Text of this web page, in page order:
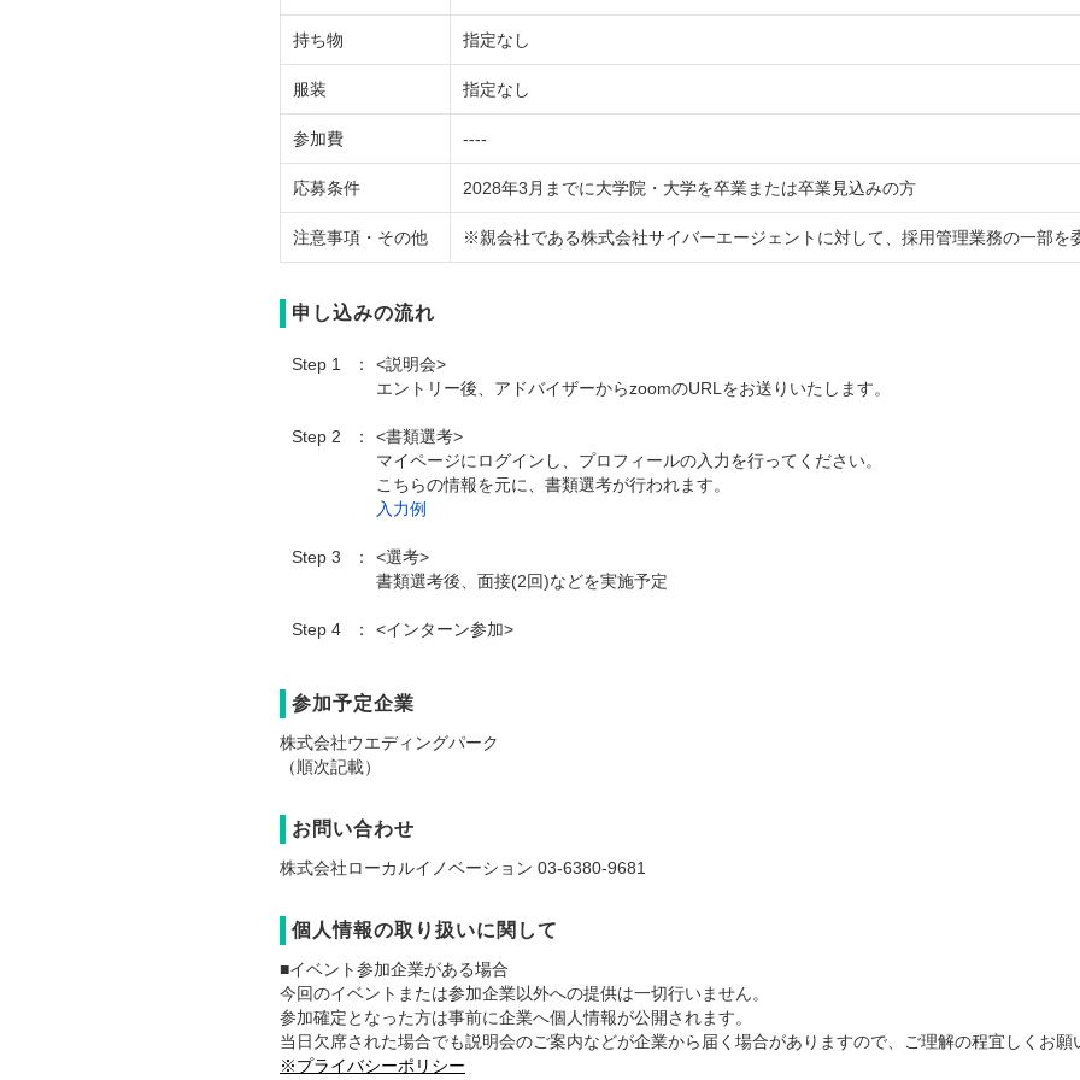
持ち物 指定なし
服装 指定なし
参加費 ----
応募条件 2028年3月までに大学院・大学を卒業または卒業見込みの方
注意事項・その他 ※親会社である株式会社サイバーエージェントに対して、採用管理業務の一部を
申し込みの流れ
Step 1
<説明会>
エントリー後、アドバイザーからzoomのURLをお送りいたします。
Step 2
<書類選考>
マイページにログインし、プロフィールの入力を行ってください。
こちらの情報を元に、書類選考が行われます。
入力例
Step 3
<選考>
書類選考後、面接(2回)などを実施予定
Step 4 <インターン参加>
参加予定企業
株式会社ウエディングパーク
（順次記載）
お問い合わせ
株式会社ローカルイノベーション 03-6380-9681
個人情報の取り扱いに関して
■イベント参加企業がある場合
今回のイベントまたは参加企業以外への提供は一切行いません。
参加確定となった方は事前に企業へ個人情報が公開されます。
当日欠席された場合でも説明会のご案内などが企業から届く場合がありますので、ご理解の程宜しくお願
※プライバシーポリシー